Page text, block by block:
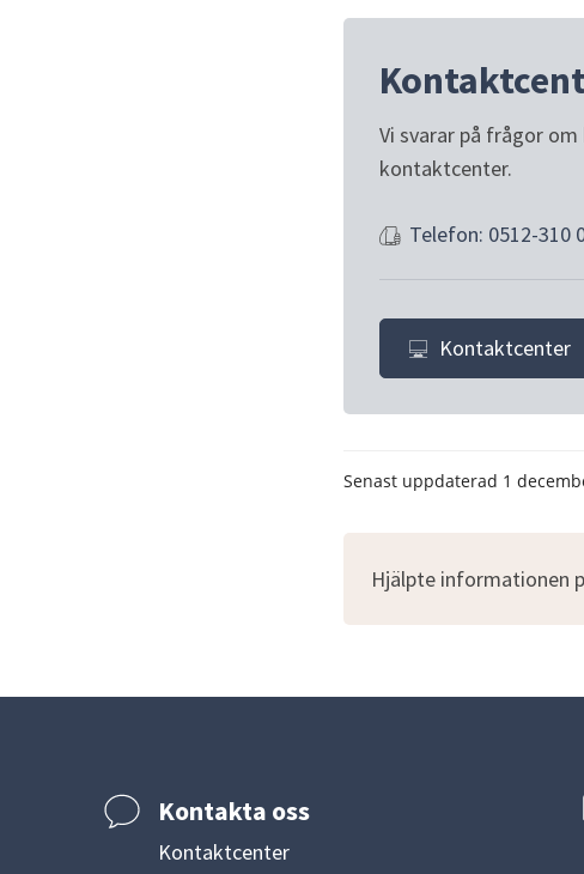
Vi svarar på frågor
kontaktcenter.
Telefon: 0512-310
Kontaktcenter
Senast uppdaterad 1
Hjälpte informationen
Kontakta oss
Kontaktcenter